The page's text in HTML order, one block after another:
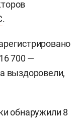
.
700 —
выздоровели,
обнаружили 8